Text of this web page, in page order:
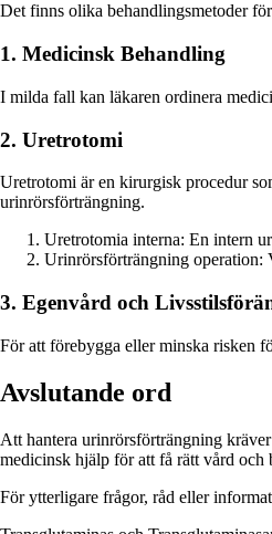
Det finns olika behandlingsmetoder
1. Medicinsk Behandling
I milda fall kan läkaren ordinera
2. Uretrotomi
Uretrotomi är en kirurgisk procedur
urinrörsförträngning.
Uretrotomia interna: En intern
Urinrörsförträngning operation:
3. Egenvård och
För att förebygga eller minska risken
Avslutande ord
Att hantera urinrörsförträngning
medicinsk hjälp för att få rätt vård
För ytterligare frågor, råd eller